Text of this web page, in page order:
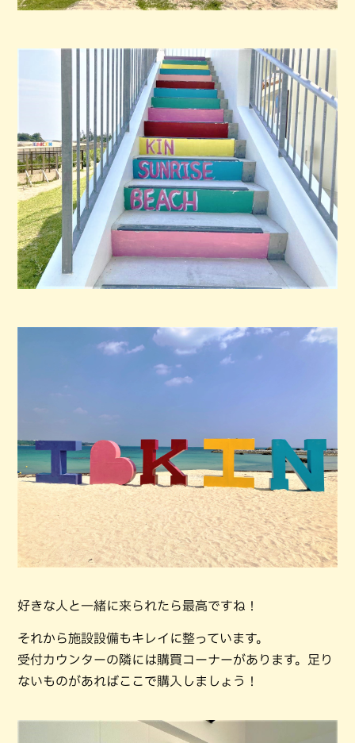
好きな人と一緒に来られたら最高ですね！
それから施設設備もキレイに整っています。
受付カウンターの隣には購買コーナーがあります。足り
ないものがあればここで購入しましょう！